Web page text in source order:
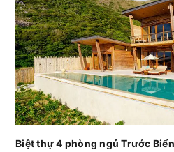
Biệt thự 4 phòng ngủ Trước